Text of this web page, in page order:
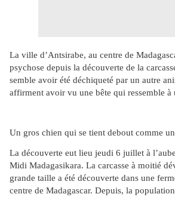
La ville d’Antsirabe, au centre de
psychose depuis la découverte de la
semble avoir été déchiqueté par un autre
affirment avoir vu une bête qui ressemble à
Un gros chien qui se tient debout comme
La découverte eut lieu jeudi 6 juillet à
Midi Madagasikara. La carcasse à moitié
grande taille a été découverte dans une
centre de Madagascar. Depuis, la